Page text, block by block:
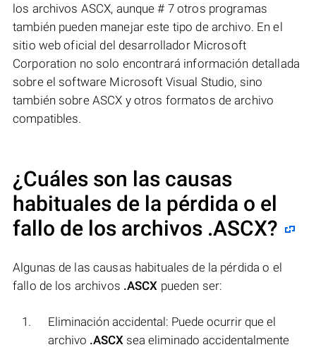
los archivos ASCX, aunque # 7 otros programas
también pueden manejar este tipo de archivo. En el
sitio web oficial del desarrollador Microsoft
Corporation no solo encontrará información detallada
sobre el software Microsoft Visual Studio, sino
también sobre ASCX y otros formatos de archivo
compatibles.
¿Cuáles son las causas
habituales de la pérdida o el
fallo de los archivos .ASCX?
Algunas de las causas habituales de la pérdida o el
fallo de los archivos .ASCX pueden ser:
Eliminación accidental: Puede ocurrir que el
archivo .ASCX sea eliminado accidentalmente